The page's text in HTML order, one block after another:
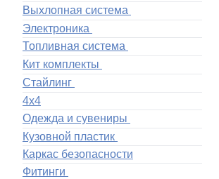
Выхлопная система
Электроника
Топливная система
Кит комплекты
Стайлинг
4x4
Одежда и сувениры
Кузовной пластик
Каркас безопасности
Фитинги